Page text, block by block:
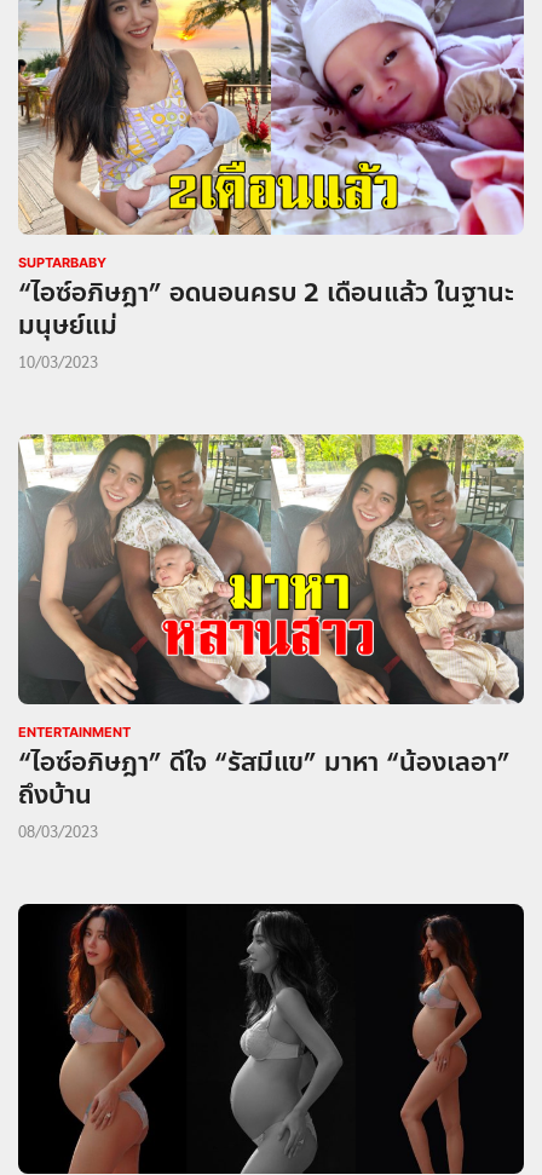
SUPTARBABY
“ไอซ์อภิษฎา” อดนอนครบ 2 เดือนแล้ว ในฐานะ
มนุษย์แม่
10/03/2023
ENTERTAINMENT
“ไอซ์อภิษฎา” ดีใจ “รัสมีแข” มาหา “น้องเลอา”
ถึงบ้าน
08/03/2023